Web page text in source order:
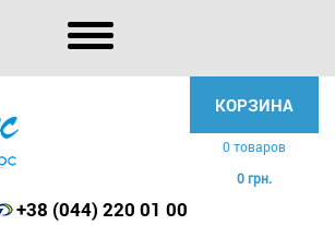
КОРЗИНА
0 товаров
0 грн.
+38 (044) 220 01 00